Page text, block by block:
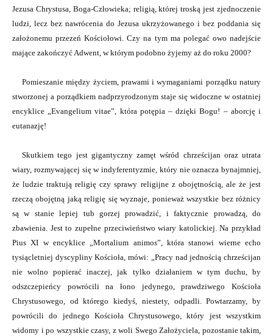
Jezusa Chrystusa, Boga-Człowieka; religią, której troską jest zjednoczenie
ludzi, lecz bez nawrócenia do Jezusa ukrzyżowanego i bez poddania się
założonemu przezeń Kościołowi. Czy na tym ma polegać owo nadejście
mające zakończyć Adwent, w którym podobno żyjemy aż do roku 2000?
Pomieszanie między życiem, prawami i wymaganiami porządku natury
stworzonej a porządkiem nadprzyrodzonym staje się widoczne w ostatniej
encyklice „Evangelium vitae”, która potępia – dzięki Bogu! – aborcję i
eutanazję!
Skutkiem tego jest gigantyczny zamęt wśród chrześcijan oraz utrata
wiary, rozmywającej się w indyferentyzmie, który nie oznacza bynajmniej,
że ludzie traktują religię czy sprawy religijne z obojętnością, ale że jest
rzeczą obojętną jaką religię się wyznaje, ponieważ wszystkie bez różnicy
są w stanie lepiej tub gorzej prowadzić, i faktycznie prowadzą, do
zbawienia. Jest to zupełne przeciwieństwo wiary katolickiej. Na przykład
Pius XI w encyklice „Mortalium animos”, która stanowi wierne echo
tysiącletniej dyscypliny Kościoła, mówi: „Pracy nad jednością chrześcijan
nie wolno popierać inaczej, jak tylko działaniem w tym duchu, by
odszczepieńcy powrócili na łono jedynego, prawdziwego Kościoła
Chrystusowego, od którego kiedyś, niestety, odpadli. Powtarzamy, by
powrócili do jednego Kościoła Chrystusowego, który jest wszystkim
widomy i po wszystkie czasy, z woli Swego Założyciela, pozostanie takim,